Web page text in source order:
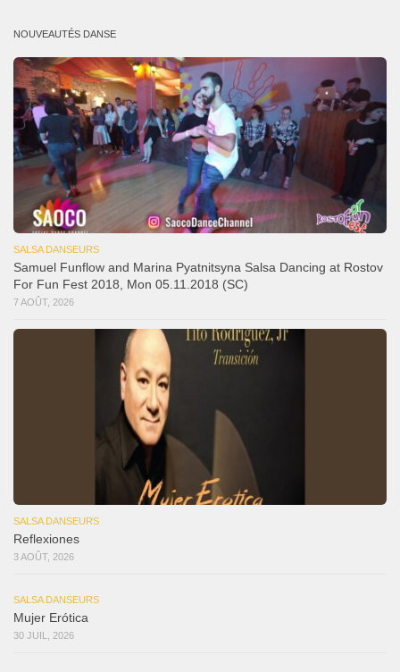
NOUVEAUTÉS DANSE
SALSA DANSEURS
Samuel Funflow and Marina Pyatnitsyna Salsa Dancing at Rostov
For Fun Fest 2018, Mon 05.11.2018 (SC)
7 AOÛT, 2026
SALSA DANSEURS
Reflexiones
3 AOÛT, 2026
SALSA DANSEURS
Mujer Erótica
30 JUIL, 2026